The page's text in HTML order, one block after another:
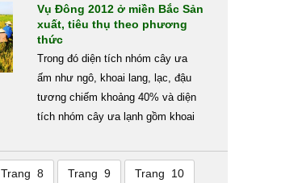
Quốc, Phó Chủ tịch Hiệp hội
Thương mại giống cây trồng VN,
nguyên Cục trưởng Cục Khuyến
nông-khuyến lâm, Cục Nông nghiệp
về nhận định phát triển lúa lai.
Vụ Đông 2012 ở miền Bắc Sản
xuất, tiêu thụ theo phương
thức
Trong đó diện tích nhóm cây ưa
ấm như ngô, khoai lang, lạc, đậu
tương chiếm khoảng 40% và diện
tích nhóm cây ưa lạnh gồm khoai
Giá trị sản xuất bình quân đạt 30-
30 triệu đồng/ha. Hiện Bộ Nông
Trang 8 Trang 9 Trang 10